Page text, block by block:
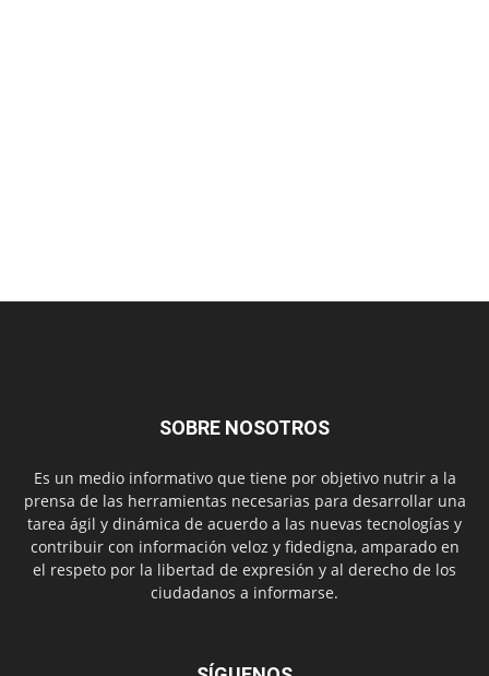
SOBRE NOSOTROS
Es un medio informativo que tiene por objetivo nutrir a la
prensa de las herramientas necesarias para desarrollar una
tarea ágil y dinámica de acuerdo a las nuevas tecnologías y
contribuir con información veloz y fidedigna, amparado en
el respeto por la libertad de expresión y al derecho de los
ciudadanos a informarse.